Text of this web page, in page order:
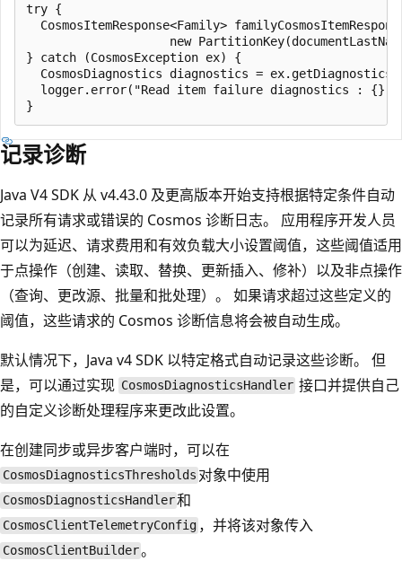
try {
CosmosItemResponse<Family>
new
} catch (CosmosException ex) {
CosmosDiagnostics diagnostics =
logger.error("Read item failure diagnostics :
记录诊断
Java V4 SDK 从 v4.43.0 及更高版本开始支持根据特定条件自动
记录所有请求或错误的 Cosmos 诊断日志。 应用程序开发人员
可以为延迟、请求费用和有效负载大小设置阈值，这些阈值适用
于点操作（创建、读取、替换、更新插入、修补）以及非点操作
（查询、更改源、批量和批处理）。 如果请求超过这些定义的
阈值，这些请求的 Cosmos 诊断信息将会被自动生成。
默认情况下，Java v4 SDK 以特定格式自动记录这些诊断。 但
是，可以通过实现 CosmosDiagnosticsHandler 接口并提供自己
的自定义诊断处理程序来更改此设置。
在创建同步或异步客户端时，可以在
CosmosDiagnosticsThresholds 对象中使用
CosmosDiagnosticsHandler和
CosmosClientTelemetryConfig ，并将该对象传入
CosmosClientBuilder。